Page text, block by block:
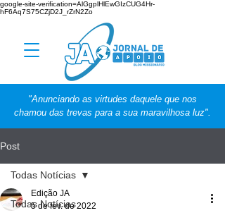
google-site-verification=AlGgplHlEwGIzCUG4Hr-
hF6Aq7S75CZjD2J_rZrN2Zo
"Anunciando as virtudes daquele que nos
chamou das trevas para a sua maravilhosa luz".
Post
Todas Notícias
Todas Notícias
Edição JA
5 de fev. de 2022